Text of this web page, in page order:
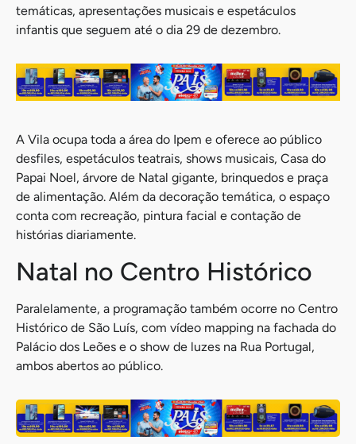
temáticas, apresentações musicais e espetáculos
infantis que seguem até o dia 29 de dezembro.
A Vila ocupa toda a área do Ipem e oferece ao público
desfiles, espetáculos teatrais, shows musicais, Casa do
Papai Noel, árvore de Natal gigante, brinquedos e praça
de alimentação. Além da decoração temática, o espaço
conta com recreação, pintura facial e contação de
histórias diariamente.
Natal no Centro Histórico
Paralelamente, a programação também ocorre no Centro
Histórico de São Luís, com vídeo mapping na fachada do
Palácio dos Leões e o show de luzes na Rua Portugal,
ambos abertos ao público.